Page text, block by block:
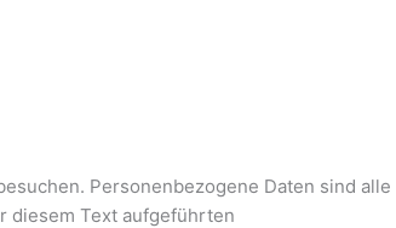
Personenbezogene Daten sind alle
diesem Text aufgeführten